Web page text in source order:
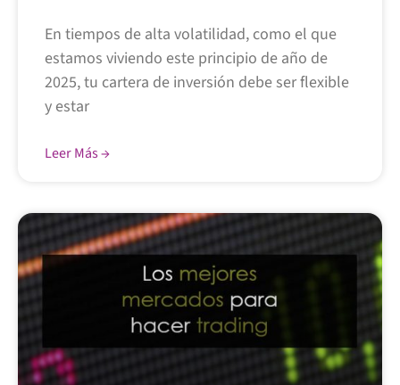
En tiempos de alta volatilidad, como el que
estamos viviendo este principio de año de
2025, tu cartera de inversión debe ser flexible
y estar
Leer Más →